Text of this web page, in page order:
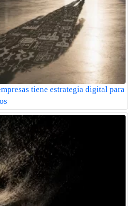
tiene estrategia digital para